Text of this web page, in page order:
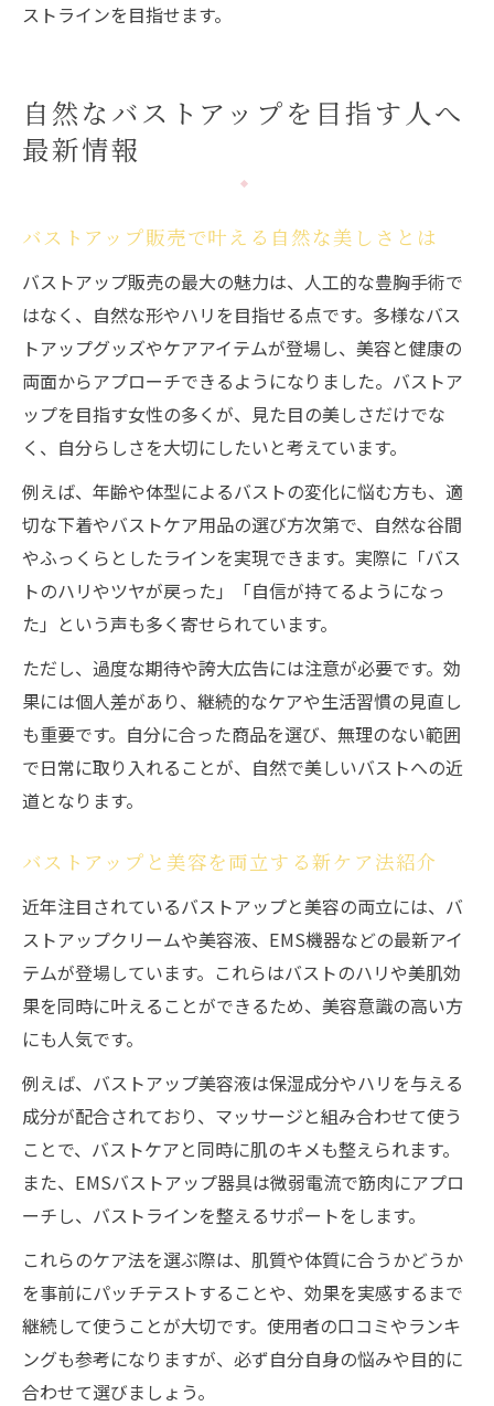
ストラインを目指せます。
自然なバストアップを目指す人へ
最新情報
バストアップ販売で叶える自然な美しさとは
バストアップ販売の最大の魅力は、人工的な豊胸手術で
はなく、自然な形やハリを目指せる点です。多様なバス
トアップグッズやケアアイテムが登場し、美容と健康の
両面からアプローチできるようになりました。バストア
ップを目指す女性の多くが、見た目の美しさだけでな
く、自分らしさを大切にしたいと考えています。
例えば、年齢や体型によるバストの変化に悩む方も、適
切な下着やバストケア用品の選び方次第で、自然な谷間
やふっくらとしたラインを実現できます。実際に「バス
トのハリやツヤが戻った」「自信が持てるようになっ
た」という声も多く寄せられています。
ただし、過度な期待や誇大広告には注意が必要です。効
果には個人差があり、継続的なケアや生活習慣の見直し
も重要です。自分に合った商品を選び、無理のない範囲
で日常に取り入れることが、自然で美しいバストへの近
道となります。
バストアップと美容を両立する新ケア法紹介
近年注目されているバストアップと美容の両立には、バ
ストアップクリームや美容液、EMS機器などの最新アイ
テムが登場しています。これらはバストのハリや美肌効
果を同時に叶えることができるため、美容意識の高い方
にも人気です。
例えば、バストアップ美容液は保湿成分やハリを与える
成分が配合されており、マッサージと組み合わせて使う
ことで、バストケアと同時に肌のキメも整えられます。
また、EMSバストアップ器具は微弱電流で筋肉にアプロ
ーチし、バストラインを整えるサポートをします。
これらのケア法を選ぶ際は、肌質や体質に合うかどうか
を事前にパッチテストすることや、効果を実感するまで
継続して使うことが大切です。使用者の口コミやランキ
ングも参考になりますが、必ず自分自身の悩みや目的に
合わせて選びましょう。